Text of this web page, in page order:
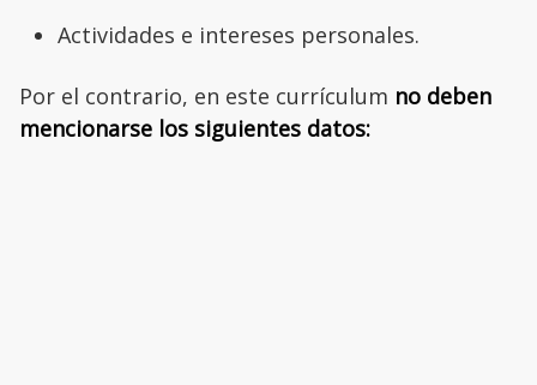
Actividades e intereses personales.
Por el contrario, en este currículum no deben
mencionarse los siguientes datos: